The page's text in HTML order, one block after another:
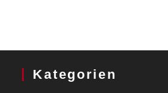
Kategorien